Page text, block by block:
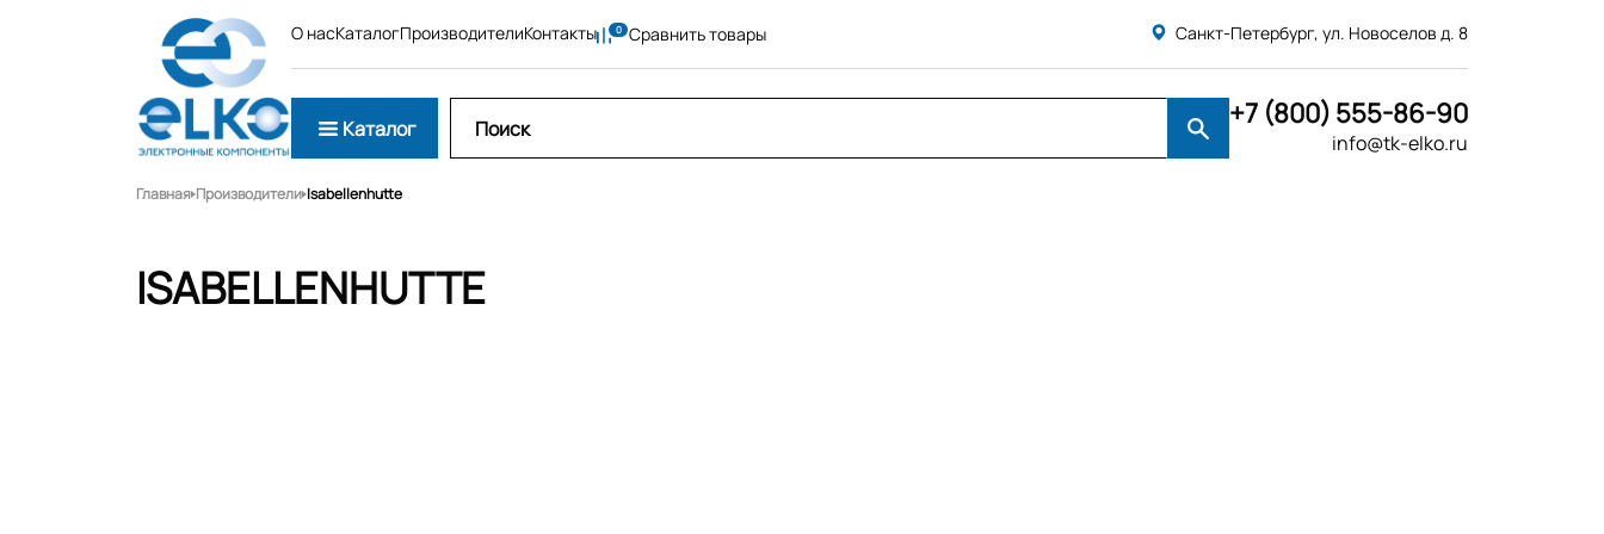
О насКаталогПроизводителиКонтакты Сравнить товары Санкт-Петербург, ул. Новоселов д. 8
Каталог +7 (800) 555-86-90
info@tk-elko.ru
Главная Производители Isabellenhutte
ISABELLENHUTTE